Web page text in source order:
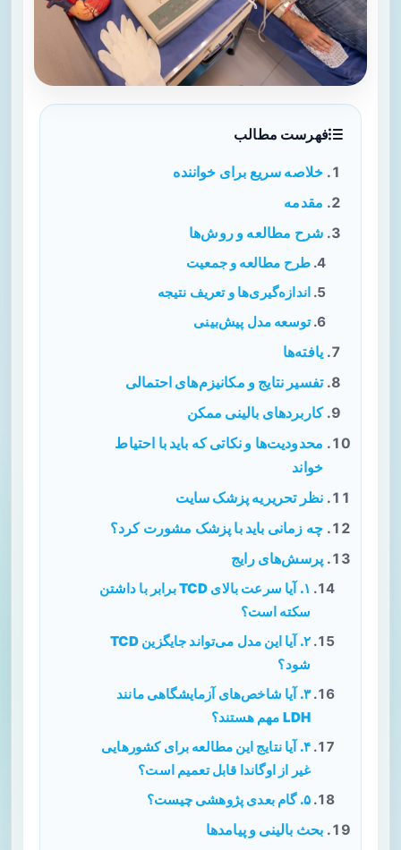
فهرست مطالب
خلاصه سریع برای خواننده
مقدمه
شرح مطالعه و روش‌ها
طرح مطالعه و جمعیت
اندازه‌گیری‌ها و تعریف نتیجه
توسعه مدل پیش‌بینی
یافته‌ها
تفسیر نتایج و مکانیزم‌های احتمالی
کاربردهای بالینی ممکن
محدودیت‌ها و نکاتی که باید با احتیاط
خواند
نظر تحریریه پزشک سایت
چه زمانی باید با پزشک مشورت کرد؟
پرسش‌های رایج
۱. آیا سرعت بالای TCD برابر با داشتن
سکته است؟
۲. آیا این مدل می‌تواند جایگزین TCD
شود؟
۳. آیا شاخص‌های آزمایشگاهی مانند
LDH مهم هستند؟
۴. آیا نتایج این مطالعه برای کشورهایی
غیر از اوگاندا قابل تعمیم است؟
۵. گام بعدی پژوهشی چیست؟
بحث بالینی و پیامدها